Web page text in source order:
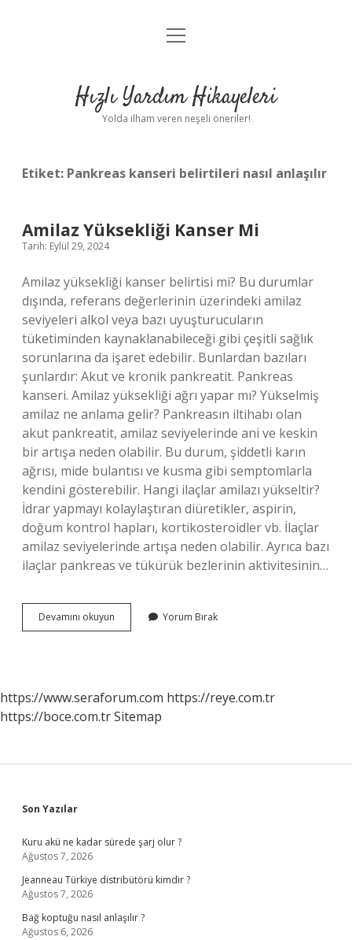
Anasayfa
Yasal Uyarı
menüyü
Hızlı Yardım Hikayeleri
Yolda ilham veren neşeli öneriler!
Etiket: Pankreas kanseri belirtileri nasıl anlaşılır
Amilaz Yüksekliği Kanser Mi
Tarih: Eylül 29, 2024
Amilaz yüksekliği kanser belirtisi mi? Bu durumlar
dışında, referans değerlerinin üzerindeki amilaz
seviyeleri alkol veya bazı uyuşturucuların
tüketiminden kaynaklanabileceği gibi çeşitli sağlık
sorunlarına da işaret edebilir. Bunlardan bazıları
şunlardır: Akut ve kronik pankreatit. Pankreas
kanseri. Amilaz yüksekliği ağrı yapar mı? Yükselmiş
amilaz ne anlama gelir? Pankreasın iltihabı olan
akut pankreatit, amilaz seviyelerinde ani ve keskin
bir artışa neden olabilir. Bu durum, şiddetli karın
ağrısı, mide bulantısı ve kusma gibi semptomlarla
kendini gösterebilir. Hangi ilaçlar amilazı yükseltir?
İdrar yapmayı kolaylaştıran diüretikler, aspirin,
doğum kontrol hapları, kortikosteroidler vb. İlaçlar
amilaz seviyelerinde artışa neden olabilir. Ayrıca bazı
ilaçlar pankreas ve tükürük bezlerinin aktivitesinin…
Devamını okuyun
Yüksekliği
Yorum Bırak
https://www.seraforum.com https://reye.com.tr
https://boce.com.trSitemap
Sidebar
Son Yazılar
Kuru akü ne kadar sürede şarj olur ?
Ağustos 7, 2026
Jeanneau Türkiye distribütörü kimdir ?
Ağustos 7, 2026
Bağ koptuğu nasıl anlaşılır ?
Ağustos 6, 2026